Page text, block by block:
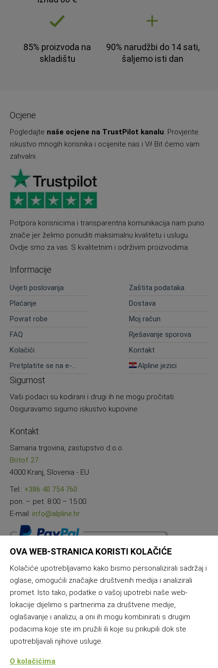
85% proizvoda na
skladištu
90% narudžbi do 14 sati,
šaljemo isti dan
Ocjene
Pogledajte naše ocjene na TrustPilot kanalu. Provjerite
iskustvo mnogih korisnika i ocijenite nas i Vi! Bit ćemo vam
zahvalni.
Potpora korisnicima i transparentna komunikacija nam puno
znače jer želimo ponuditi maksimalnu kvalitetu i uslugu.
Ovdje smo za vas. S kvalitetnim i održivim proizvodima.
Informacije
Uvjeti poslovanja
Zaštita podataka
Plaćanje
Dostava
Povrat robe
Moj račun
FAQ
Rješavanje sporova
Kolačići
Kontakt
Pretplatite se na e-
Alpline jezici
Sigurnost
Vaši podaci su kodirani i drugi ih ne mogu pročitati.
Osiguravamo sigurno iskustvo kupovine.
Kontakt
Samana trgovina, zastupstvo d.o.o.
Britof 27
4000 Kranj, Slovenia - EU
Tel.: +386 40 754 760
pon. – pet. 8:00 – 15:00
E-mail: info@alpline.hr
OVA WEB-STRANICA KORISTI KOLAČIĆE
Kolačiće upotrebljavamo kako bismo personalizirali sadržaj i
oglase, omogućili značajke društvenih medija i analizirali
promet. Isto tako, podatke o vašoj upotrebi naše web-
lokacije dijelimo s partnerima za društvene medije,
oglašavanje i analizu, a oni ih mogu kombinirati s drugim
podacima koje ste im pružili ili koje su prikupili dok ste
upotrebljavali njihove usluge.
O kolačićima